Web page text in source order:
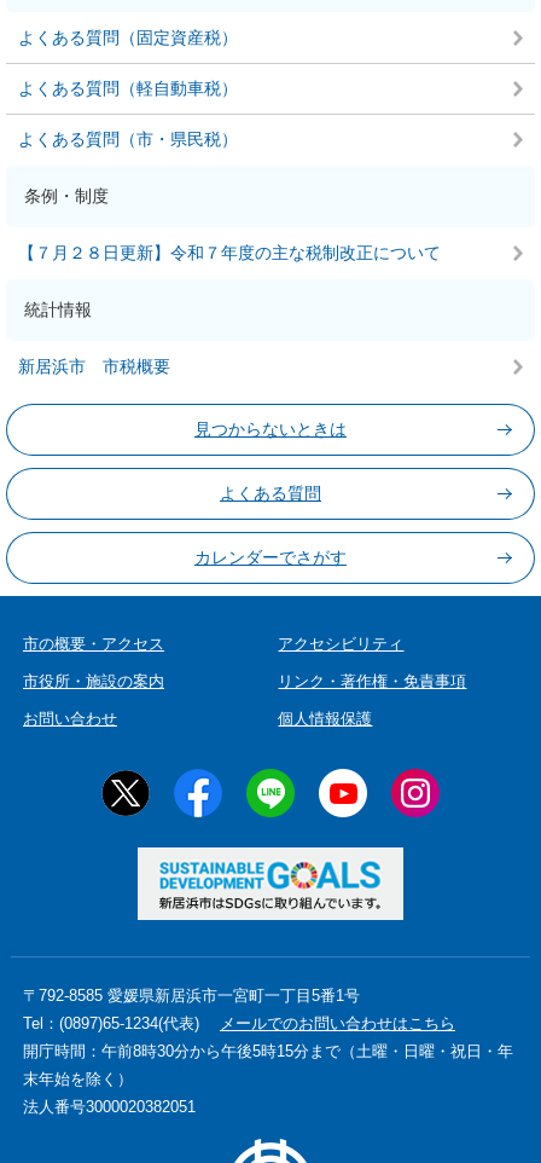
よくある質問（固定資産税）
よくある質問（軽自動車税）
よくある質問（市・県民税）
条例・制度
【７月２８日更新】令和７年度の主な税制改正について
統計情報
新居浜市 市税概要
見つからないときは
よくある質問
カレンダーでさがす
市の概要・アクセス
市役所・施設の案内
お問い合わせ
アクセシビリティ
リンク・著作権・免責事項
個人情報保護
〒792-8585 愛媛県新居浜市一宮町一丁目5番1号
Tel：(0897)65-1234(代表)
メールでのお問い合わせはこちら
開庁時間：午前8時30分から午後5時15分まで（土曜・日曜・祝日・年
末年始を除く）
法人番号3000020382051